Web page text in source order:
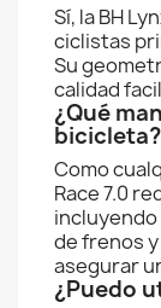
Sí, la BH
ciclistas
Su
calidad
¿Qué
bicicleta?
Como
Race 7.0
incluyendo
de frenos
asegurar
¿Puedo